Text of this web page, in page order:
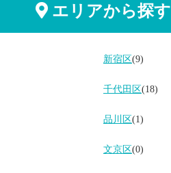
エリアから探す
新宿区(9)
千代田区(18)
品川区(1)
文京区(0)